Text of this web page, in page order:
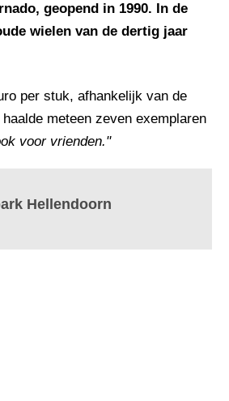
geopend in 1990. In de
wielen van de dertig jaar
per stuk, afhankelijk van de
meteen zeven exemplaren
voor vrienden."
Hellendoorn